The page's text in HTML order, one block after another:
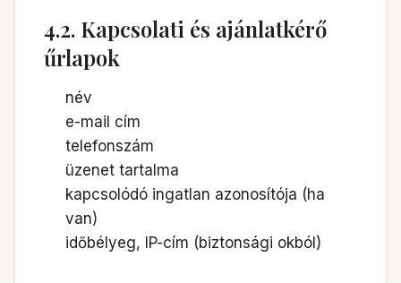
4.2. Kapcsolati és ajánlatkérő
űrlapok
név
e-mail cím
telefonszám
üzenet tartalma
kapcsolódó ingatlan azonosítója (ha
van)
időbélyeg, IP-cím (biztonsági okból)